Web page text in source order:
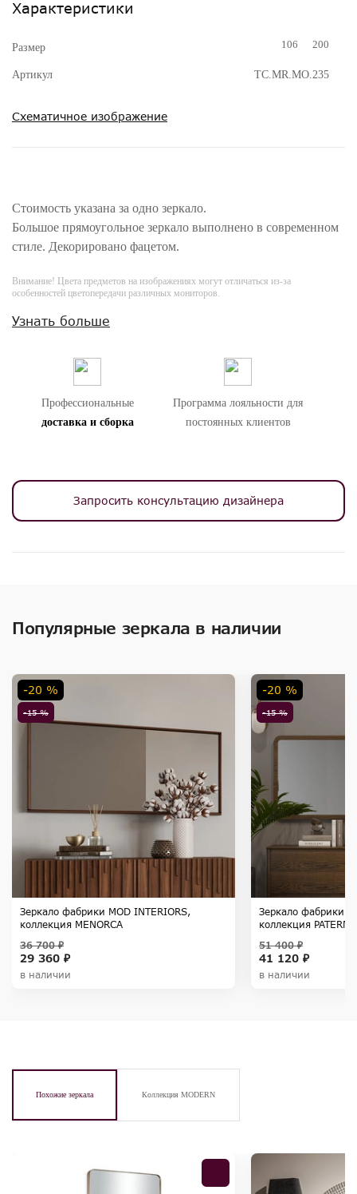
Характеристики
Размер 106 200
Артикул TC.MR.MO.235
Схематичное изображение
Стоимость указана за одно зеркало.
Большое прямоугольное зеркало выполнено в современном
стиле. Декорировано фацетом.
Внимание! Цвета предметов на изображениях могут отличаться из-за
особенностей цветопередачи различных мониторов.
Узнать больше
Профессиональные
доставка и сборка
Программа лояльности для
постоянных клиентов
Запросить консультацию дизайнера
Популярные зеркала в наличии
-15 %
-20 %
Зеркало фабрики MOD INTERIORS,
коллекция MENORCA
29 360 ₽
36 700 ₽
в наличии
-15 %
-20 %
Зеркало фабрики
коллекция PATERNA
41 120 ₽
51 400 ₽
в наличии
Похожие зеркала Коллекция MODERN